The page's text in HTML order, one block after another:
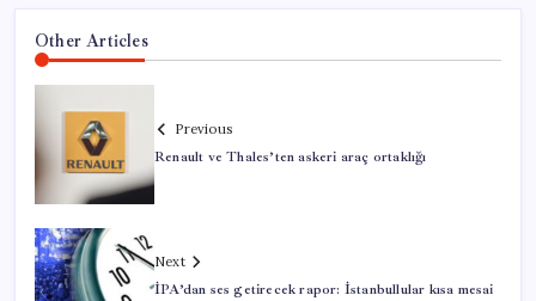
Other Articles
Previous
Renault ve Thales’ten askeri araç ortaklığı
Next
İPA’dan ses getirecek rapor: İstanbullular kısa mesai